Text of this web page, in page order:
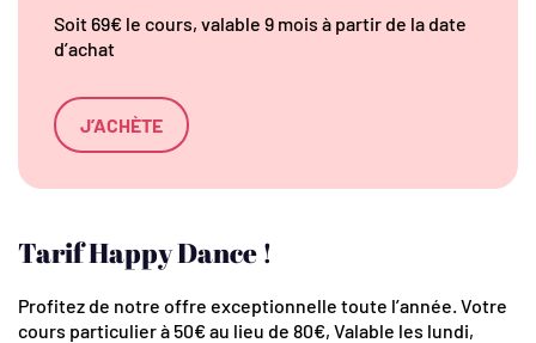
Soit 69€ le cours, valable 9 mois à partir de la date
d’achat
J’ACHÈTE
Tarif Happy Dance !
Profitez de notre offre exceptionnelle toute l’année. Votre
cours particulier à 50€ au lieu de 80€, Valable les lundi,